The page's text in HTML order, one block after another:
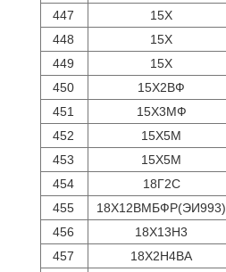
447
15Х
448
15Х
449
15Х
450
15Х2ВФ
451
15Х3МФ
452
15Х5М
453
15Х5М
454
18Г2С
455
18Х12ВМБФР(ЭИ993)
456
18Х13Н3
457
18Х2Н4ВА